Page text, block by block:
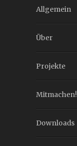
Allgemein
Über
Projekte
Mitmachen!
Downloads